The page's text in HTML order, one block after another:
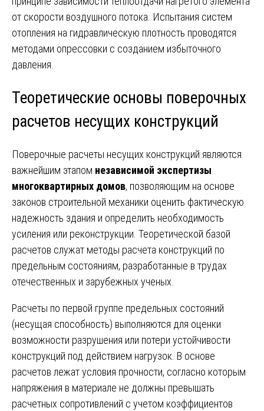
от скорости воздушного потока. Испытания систем
отопления на гидравлическую плотность проводятся
методами опрессовки с созданием избыточного
давления.
Теоретические основы поверочных
расчетов несущих конструкций
Поверочные расчеты несущих конструкций являются
важнейшим этапом независимой экспертизы
многоквартирных домов, позволяющим на основе
законов строительной механики оценить фактическую
надежность здания и определить необходимость
усиления или реконструкции. Теоретической базой
расчетов служат методы расчета конструкций по
предельным состояниям, разработанные в трудах
отечественных и зарубежных ученых.
Расчеты по первой группе предельных состояний
(несущая способность) выполняются для оценки
возможности разрушения или потери устойчивости
конструкций под действием нагрузок. В основе
расчетов лежат условия прочности, согласно которым
напряжения в материале не должны превышать
расчетных сопротивлений с учетом коэффициентов